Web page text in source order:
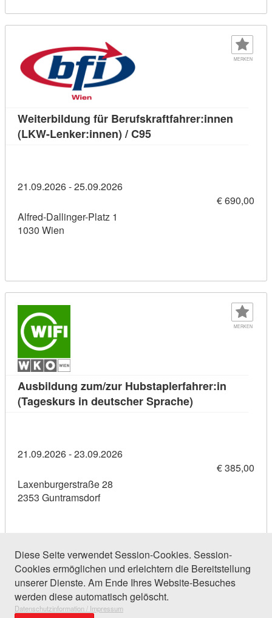
MERKEN
Weiterbildung für Berufskraftfahrer:innen
(LKW-Lenker:innen) / C95Kursdetail: Weiterbildung
21.09.2026 - 25.09.2026
€ 690,00
Alfred-Dallinger-Platz 1
1030 Wien
MERKEN
Ausbildung zum/zur Hubstaplerfahrer:in
(Tageskurs in deutscher Sprache)
21.09.2026 - 23.09.2026
€ 385,00
Laxenburgerstraße 28
2353 Guntramsdorf
137 Einträge gefunden (1 von 7)
Diese Seite verwendet Session-Cookies. Session-
Cookies ermöglichen und erleichtern die Bereitstellung
unserer Dienste. Am Ende Ihres Website-Besuches
werden diese automatisch gelöscht.
Datenschutzinformation / Impressum